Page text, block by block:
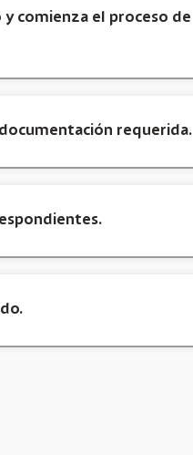
comienza el proceso de
requerida.